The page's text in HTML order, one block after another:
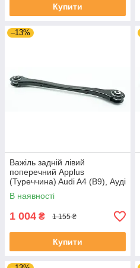
Купити
–13%
Важіль задній лівий
поперечний Applus
(Туреччина) Audi A4 (B9), Ауді
А4 (Б9) 15- #28179AP
UAWXKFP4
В наявності
1 004 ₴ 1 155 ₴
Купити